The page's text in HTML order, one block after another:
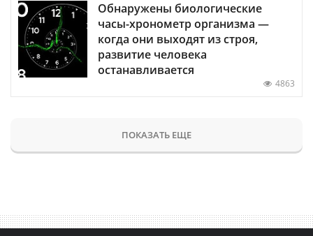
Обнаружены биологические
часы-хронометр организма —
когда они выходят из строя,
развитие человека
останавливается
4863
ПОКАЗАТЬ ЕЩЕ